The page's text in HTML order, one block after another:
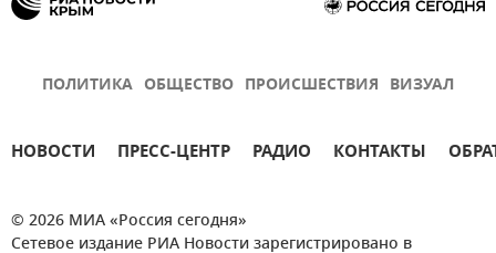
ПОЛИТИКА ОБЩЕСТВО ПРОИСШЕСТВИЯ ВИЗУАЛ
НОВОСТИ ПРЕСС-ЦЕНТР РАДИО КОНТАКТЫ
© 2026 МИА «Россия сегодня»
Сетевое издание РИА Новости зарегистрировано в